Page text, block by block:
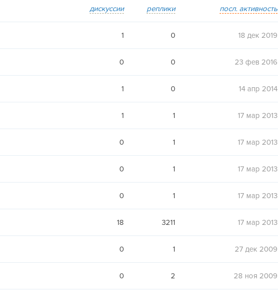
дискуссии реплики посл. активность
1 0 18 дек 2019
0 0 23 фев 2016
1 0 14 апр 2014
1 1 17 мар 2013
0 1 17 мар 2013
0 1 17 мар 2013
0 1 17 мар 2013
18 3211 17 мар 2013
0 1 27 дек 2009
0 2 28 ноя 2009